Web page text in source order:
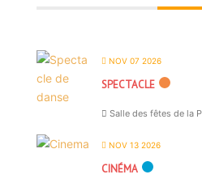
NOV 07 2026
SPECTACLE
Salle des fêtes de la
NOV 13 2026
CINÉMA